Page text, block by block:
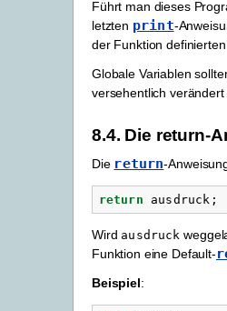
Führt man dieses
letzten print-
der Funktion
Globale Variablen
versehentlich
8.4. Die return-
Die return-
return ausdruck ;
Wird ausdruck
Funktion eine Default-
Beispiel: